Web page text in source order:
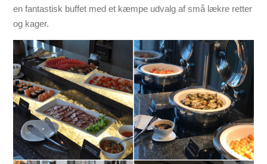
en fantastisk buffet med et kæmpe udvalg af små lækre retter
og kager.